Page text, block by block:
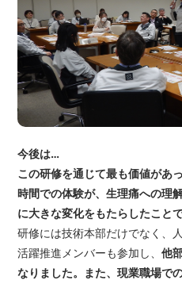
今後は…
この研修を通じて最も価値があ
時間での体験が、生理痛への理
に大きな変化をもたらしたことで
研修には技術本部だけでなく、
活躍推進メンバーも参加し、他
なりました。また、現業職場で